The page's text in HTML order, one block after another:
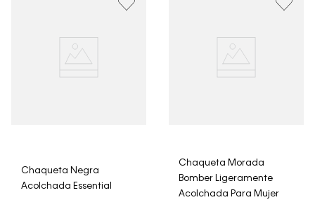
clientes, no aceptamos devoluciones en ropa interior y
Chaqueta Negra
Acolchada Essential
Chaqueta Morada
Bomber Ligeramente
Acolchada Para Mujer